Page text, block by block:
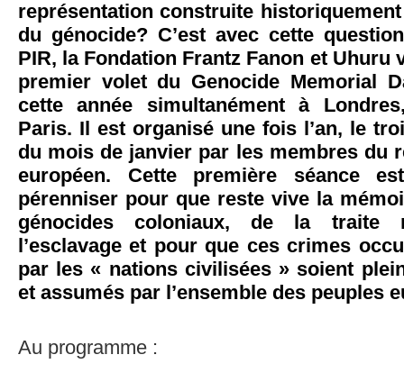
représentation construite
du génocide? C’est avec cette
PIR, la Fondation Frantz Fanon et Uhuru
premier volet du Genocide Memorial
cette année simultanément à
Paris. Il est organisé une fois l’an, le
du mois de janvier par les membres du
européen. Cette première séance
pérenniser pour que reste vive la
génocides coloniaux, de la traite
l’esclavage et pour que ces crimes
par les « nations civilisées » soient
et assumés par l’ensemble des peuples
Au programme :